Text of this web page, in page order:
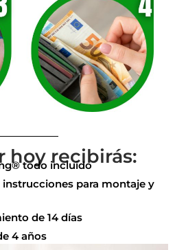
hoy recibirás:
todo incluido
para montaje y
de 14 días
4 años